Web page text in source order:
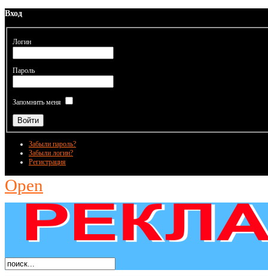
Вход
Логин
Пароль
Запомнить меня
Забыли пароль?
Забыли логин?
Регистрация
Open